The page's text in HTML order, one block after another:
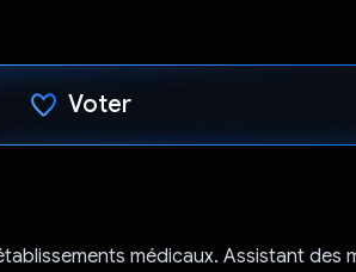
Voter
médicaux. Assistant des